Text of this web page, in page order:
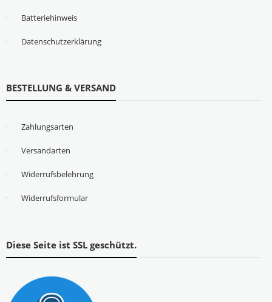
Batteriehinweis
Datenschutzerklärung
BESTELLUNG & VERSAND
Zahlungsarten
Versandarten
Widerrufsbelehrung
Widerrufsformular
Diese Seite ist SSL geschützt.